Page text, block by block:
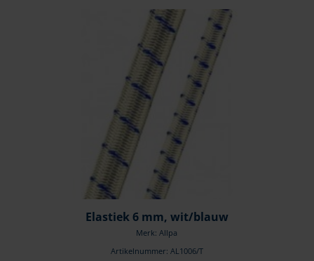
Elastiek 6 mm, wit/blauw
Merk: Allpa
Artikelnummer: AL1006/T